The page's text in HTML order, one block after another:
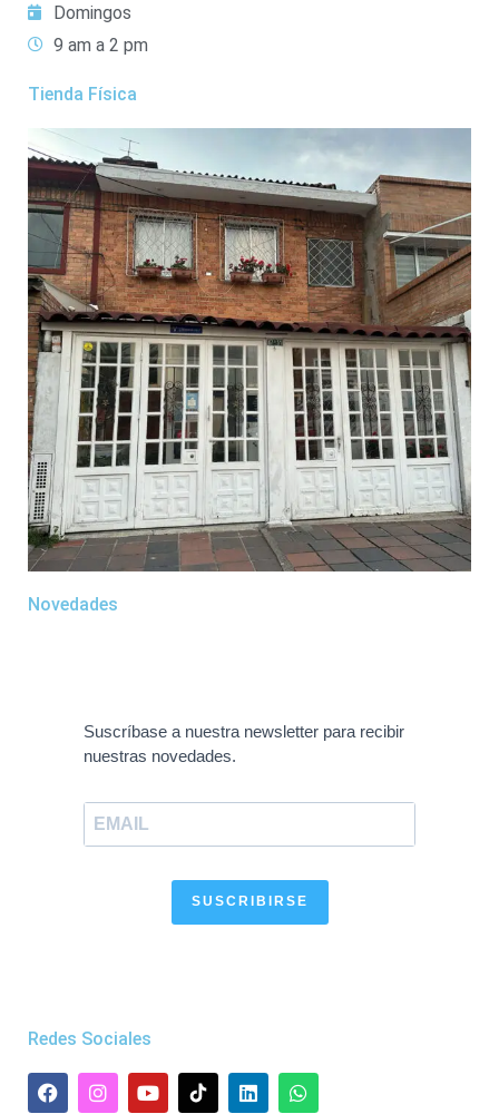
Domingos
9 am a 2 pm
Tienda Física
Novedades
Suscríbase a nuestra newsletter para recibir
nuestras novedades.
SUSCRIBIRSE
Redes Sociales
F
a
I
n
Y
o
L
i
W
h